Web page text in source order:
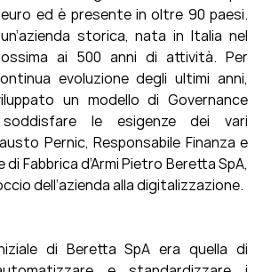
ed è presente in oltre 90 paesi.
storica, nata in Italia nel
ai 500 anni di attività. Per
evoluzione degli ultimi anni,
un modello di Governance
le esigenze dei vari
Pernic, Responsabile Finanza e
Fabbrica d’Armi Pietro Beretta SpA,
dell’azienda alla digitalizzazione.
di Beretta SpA era quella di